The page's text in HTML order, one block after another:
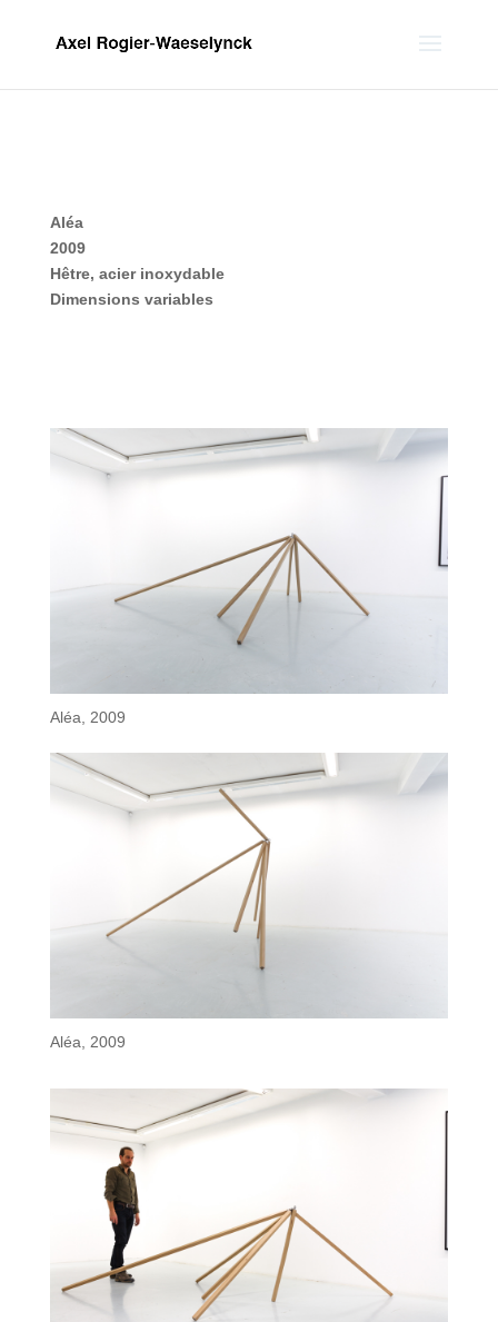
Aléa
2009
Hêtre, acier inoxydable
Dimensions variables
Aléa, 2009
Aléa, 2009